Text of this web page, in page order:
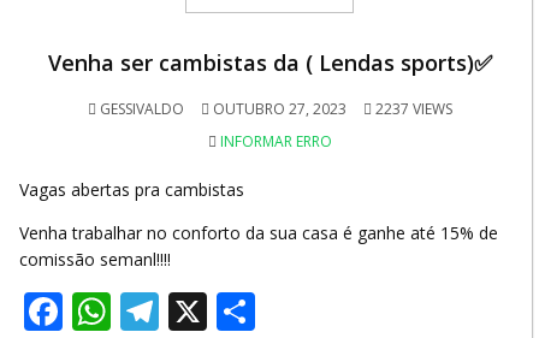
Venha ser cambistas da ( Lendas sports)✅
GESSIVALDO OUTUBRO 27, 2023
2237 VIEWS
INFORMAR ERRO
Vagas abertas pra cambistas
Venha trabalhar no conforto da sua casa é ganhe até 15% de
comissão semanl!!!!
Facebook
WhatsApp
Telegram
X